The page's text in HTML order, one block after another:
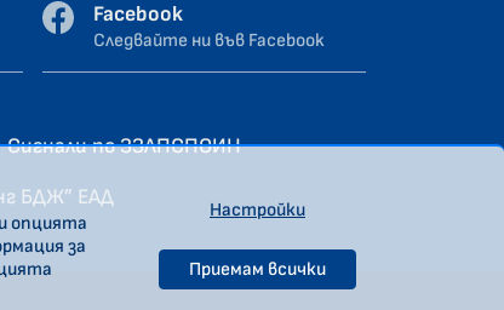
Facebook
Следвайте ни във Facebook
Сигнали по ЗЗЛПСПОИН
БДЖ” ЕАД
опцията
за
Настройки
Приемам всички